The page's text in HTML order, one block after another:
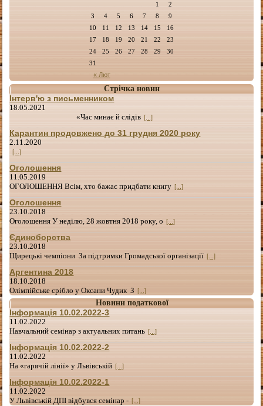
« Лют
1
2
3
4 5 6 7 8
9
10
11 12 13 14 15
16
17
18 19 20 21 22
23
24
25 26 27 28 29
30
31
Стрічка новин
Інтерв'ю з письменником
18.05.2021
«Час минає й слідів [...]
Карантин продовжено до 31 грудня 2020 року
2.11.2020
[...]
Оголошення
11.05.2019
ОГОЛОШЕННЯ Всім, хто бажає придбати книгу [...]
Оголошення
23.10.2018
Оголошення У неділю, 28 жовтня 2018 року, о [...]
Єдиноборства
23.10.2018
Щирецькі чемпіони За підтримки Громадської організації [...]
Аргентина 2018
18.10.2018
Олімпійське срібло у Оксани Чудик З [...]
Новини податкової
Інформація 10.02.2022-3
11.02.2022
Навчальний семінар з актуальних питань [...]
Інформація 10.02.2022-2
11.02.2022
На «гарячій лінії» у Львівській [...]
Інформація 10.02.2022-1
11.02.2022
У Львівській ДПІ відбувся семінар - [...]